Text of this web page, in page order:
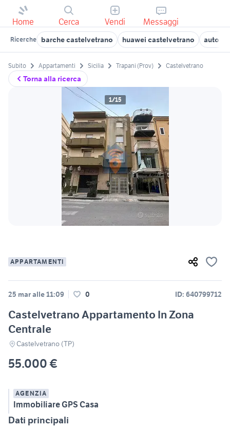
Home Cerca Vendi Messaggi
Ricerche barche castelvetrano huawei castelvetrano auto
Torna alla ricerca
Subito Appartamenti Sicilia Trapani (Prov) Castelvetrano
1/15
APPARTAMENTI
25 mar alle 11:09 0 ID: 640799712
Castelvetrano Appartamento In Zona
Centrale
Castelvetrano (TP)
55.000 €
AGENZIA
Immobiliare GPS Casa
Dati principali